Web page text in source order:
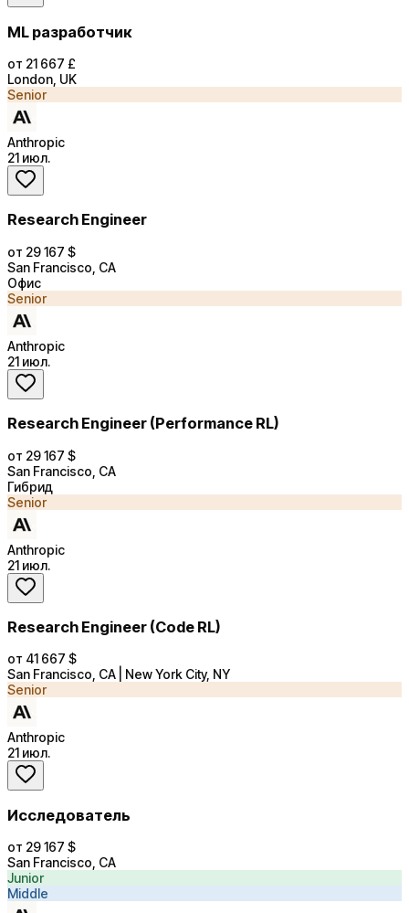
ML разработчик
от 21 667 £
London, UK
Senior
Anthropic
21 июл.
Research Engineer
от 29 167 $
San Francisco, CA
Офис
Senior
Anthropic
21 июл.
Research Engineer (Performance RL)
от 29 167 $
San Francisco, CA
Гибрид
Senior
Anthropic
21 июл.
Research Engineer (Code RL)
от 41 667 $
San Francisco, CA | New York City, NY
Senior
Anthropic
21 июл.
Исследователь
от 29 167 $
San Francisco, CA
Junior
Middle